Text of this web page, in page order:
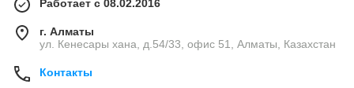
Работает с 08.02.2016
г. Алматы
ул. Кенесары хана, д.54/33, офис 51, Алматы, Казахстан
Контакты